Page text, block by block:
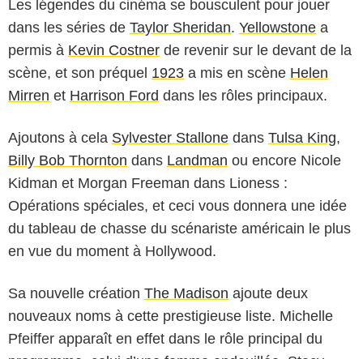
Les légendes du cinéma se bousculent pour jouer
dans les séries de Taylor Sheridan. Yellowstone a
permis à Kevin Costner de revenir sur le devant de la
scène, et son préquel 1923 a mis en scène Helen
Mirren et Harrison Ford dans les rôles principaux.
Ajoutons à cela Sylvester Stallone dans Tulsa King,
Billy Bob Thornton dans Landman ou encore Nicole
Kidman et Morgan Freeman dans Lioness :
Opérations spéciales, et ceci vous donnera une idée
du tableau de chasse du scénariste américain le plus
en vue du moment à Hollywood.
Sa nouvelle création The Madison ajoute deux
nouveaux noms à cette prestigieuse liste. Michelle
Pfeiffer apparaît en effet dans le rôle principal du
Paramount+